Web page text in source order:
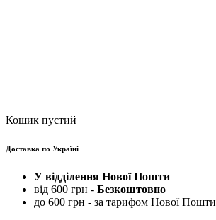
Кошик пустий
Доставка по Україні
У відділення Нової Пошти
від 600 грн - Безкоштовно
до 600 грн - за тарифом Нової Пошти